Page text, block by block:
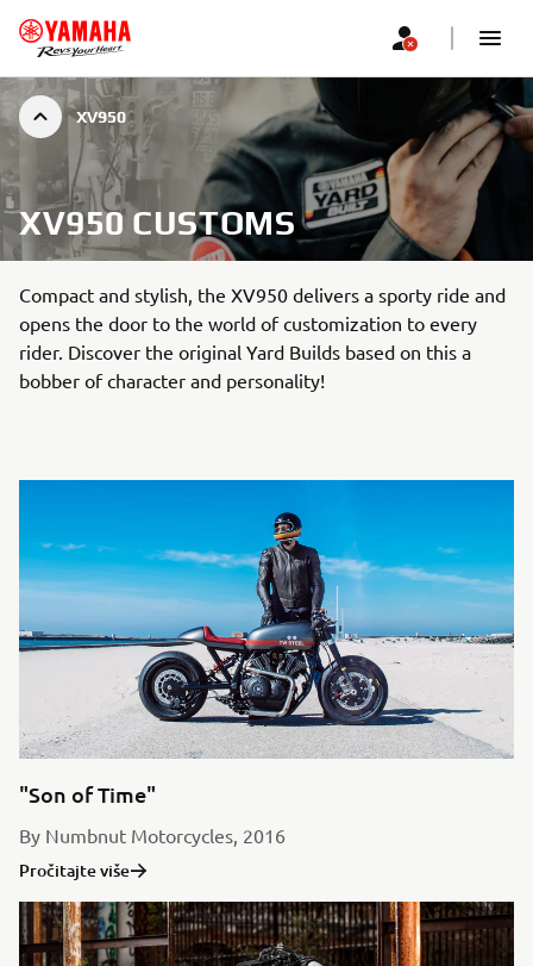
XV950
XV950 CUSTOMS
Compact and stylish, the XV950 delivers a sporty ride and
opens the door to the world of customization to every
rider. Discover the original Yard Builds based on this a
bobber of character and personality!
"Son of Time"
By Numbnut Motorcycles, 2016
Pročitajte više